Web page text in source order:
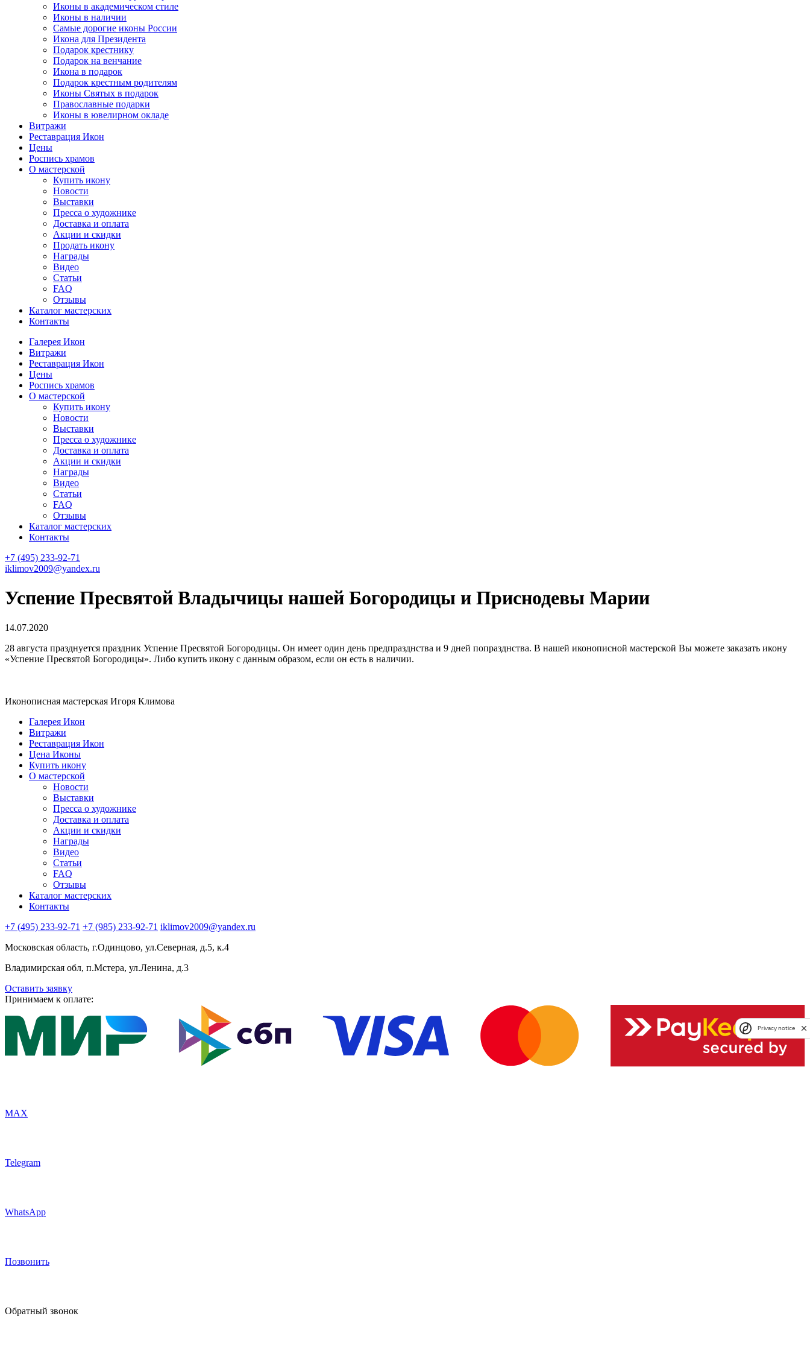
Иконы в академическом стиле
Иконы в наличии
Самые дорогие иконы России
Икона для Президента
Подарок крестнику
Подарок на венчание
Икона в подарок
Подарок крестным родителям
Иконы Святых в подарок
Православные подарки
Иконы в ювелирном окладе
Витражи
Реставрация Икон
Цены
Роспись храмов
О мастерской
Купить икону
Новости
Выставки
Пресса о художнике
Доставка и оплата
Акции и скидки
Продать икону
Награды
Видео
Статьи
FAQ
Отзывы
Каталог мастерских
Контакты
Галерея Икон
Витражи
Реставрация Икон
Цены
Роспись храмов
О мастерской
Купить икону
Новости
Выставки
Пресса о художнике
Доставка и оплата
Акции и скидки
Награды
Видео
Статьи
FAQ
Отзывы
Каталог мастерских
Контакты
+7 (495) 233-92-71
iklimov2009@yandex.ru
Успение Пресвятой Владычицы нашей Богородицы и Приснодевы Марии
14.07.2020
28 августа празднуется праздник Успение Пресвятой Богородицы. Он имеет один день предпразднства и 9 дней попразднства. В нашей иконописной мастерской Вы можете заказать икону
«Успение Пресвятой Богородицы». Либо купить икону с данным образом, если он есть в наличии.
Иконописная мастерская Игоря Климова
Галерея Икон
Витражи
Реставрация Икон
Цена Иконы
Купить икону
О мастерской
Новости
Выставки
Пресса о художнике
Доставка и оплата
Акции и скидки
Награды
Видео
Статьи
FAQ
Отзывы
Каталог мастерских
Контакты
+7 (495) 233-92-71 +7 (985) 233-92-71 iklimov2009@yandex.ru
Московская область, г.Одинцово, ул.Северная, д.5, к.4
Владимирская обл, п.Мстера, ул.Ленина, д.3
Оставить заявку
Принимаем к оплате:
MAX
Telegram
WhatsApp
Позвонить
Обратный звонок
Privacy notice